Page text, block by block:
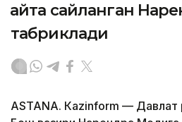
қайта сайланган
табриклади
ASTANА. Кazinform — Давлат